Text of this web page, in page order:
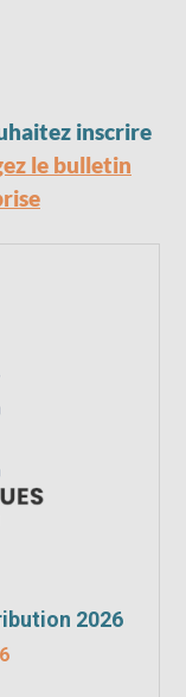
inscrire
le bulletin
2026